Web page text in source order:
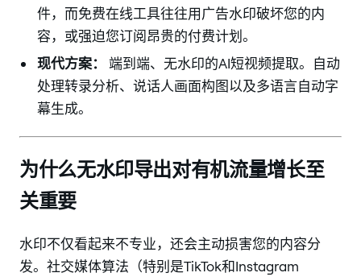
件，而免费在线工具往往用广告水印破坏您的内
容，或强迫您订阅昂贵的付费计划。
现代方案：
端到端、无水印的AI短视频提取。自动
处理转录分析、说话人画面构图以及多语言自动字
幕生成。
为什么无水印导出对有机流量增长至
关重要
水印不仅看起来不专业，还会主动损害您的内容分
发。社交媒体算法（特别是TikTok和Instagram